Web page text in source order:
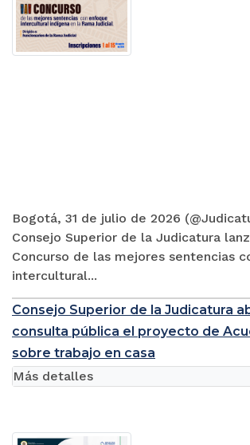
Bogotá, 31 de julio de 2026
Consejo Superior de la Judicatura
Concurso de las mejores sentencias
intercultural...
Consejo Superior de la Judicatura
consulta pública el proyecto de
sobre trabajo en casa
Más detalles